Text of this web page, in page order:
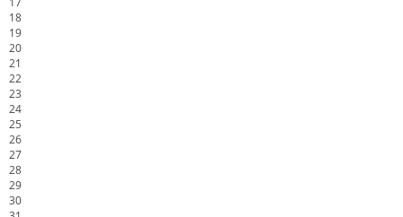
18
19
20
21
22
23
24
25
26
27
28
29
30